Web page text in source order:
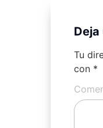
Tu
con *